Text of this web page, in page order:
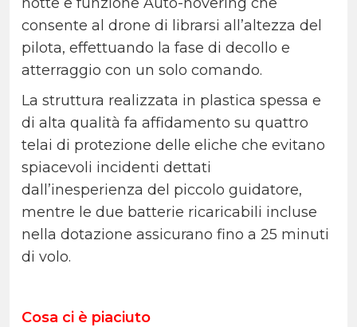
consente al drone di librarsi all’altezza del
pilota, effettuando la fase di decollo e
atterraggio con un solo comando.
La struttura realizzata in plastica spessa e
di alta qualità fa affidamento su quattro
telai di protezione delle eliche che evitano
spiacevoli incidenti dettati
dall’inesperienza del piccolo guidatore,
mentre le due batterie ricaricabili incluse
nella dotazione assicurano fino a 25 minuti
di volo.
Cosa ci è piaciuto